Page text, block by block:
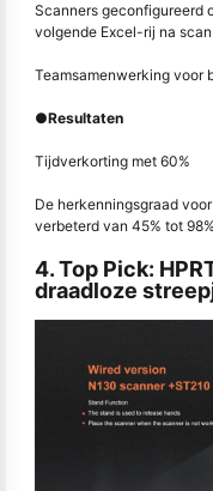
Scanners geconfigureerd
volgende Excel-rij na scan
Teamsamenwerking voor
●Resultaten
Tijdverkorting met 60%
De herkenningsgraad
verbeterd van 45% tot 98%
4. Top Pick:
draadloze